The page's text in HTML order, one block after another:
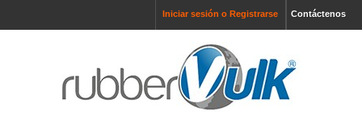
Contáctenos
Iniciar sesión o Registrarse